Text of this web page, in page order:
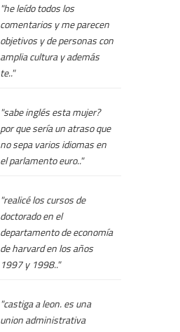
"he leído todos los
comentarios y me parecen
objetivos y de personas con
amplia cultura y además
te.."
"sabe inglés esta mujer?
por que sería un atraso que
no sepa varios idiomas en
el parlamento euro.."
"realicé los cursos de
doctorado en el
departamento de economía
de harvard en los años
1997 y 1998.."
"castiga a leon. es una
union administrativa